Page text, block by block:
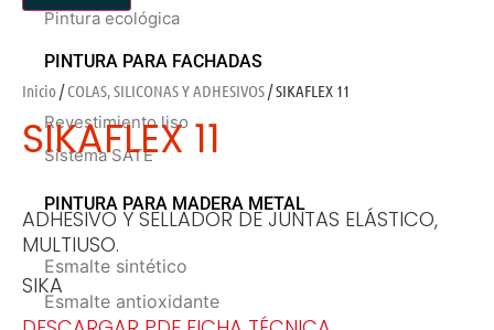
Pintura ecológica
PINTURA PARA FACHADAS
Revestimiento liso
Sistema SATE
PINTURA PARA MADERA METAL
Esmalte sintético
Esmalte antioxidante
Inicio /COLAS, SILICONAS Y ADHESIVOS/ SIKAFLEX 11
SIKAFLEX 11
ADHESIVO Y SELLADOR DE JUNTAS ELÁSTICO,
MULTIUSO.
SIKA